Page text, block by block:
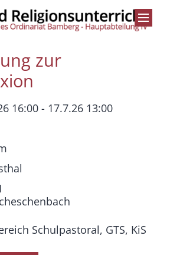
zur
16:00 - 17.7.26 13:00
Schulpastoral, GTS, KiS